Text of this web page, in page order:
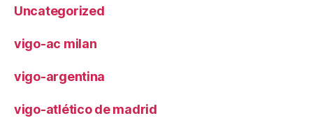
Uncategorized
vigo-ac milan
vigo-argentina
vigo-atlético de madrid